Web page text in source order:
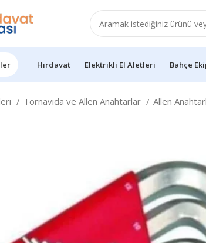
Hırdavat Elektrikli El Aletleri Bahçe
Tornavida ve Allen Anahtarlar Allen